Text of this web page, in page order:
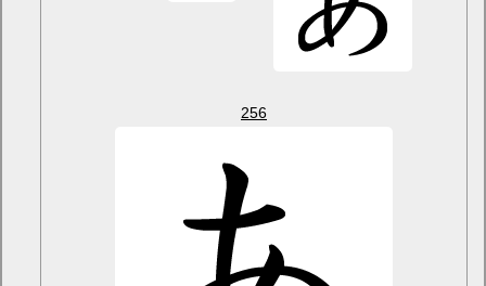
256